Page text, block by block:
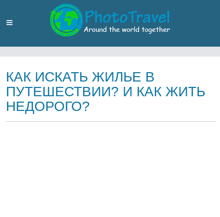
КАК ИСКАТЬ ЖИЛЬЕ В
ПУТЕШЕСТВИИ? И КАК ЖИТЬ
НЕДОРОГО?